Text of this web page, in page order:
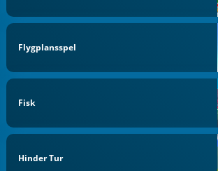
Flygplansspel
Fisk
Hinder Tur